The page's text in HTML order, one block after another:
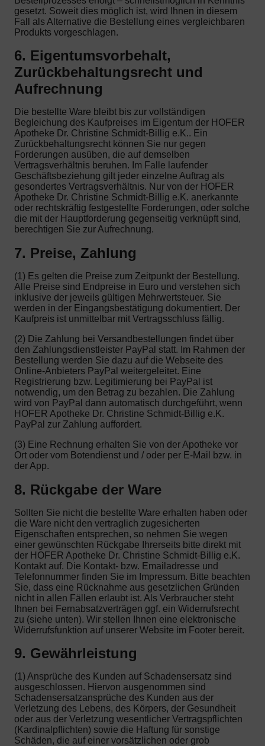
gesetzt. Soweit dies möglich ist, wird Ihnen in diesem
Fall als Alternative die Bestellung eines vergleichbaren
Produkts vorgeschlagen.
6. Eigentumsvorbehalt,
Zurückbehaltungsrecht und
Aufrechnung
Die bestellte Ware bleibt bis zur vollständigen
Begleichung des Kaufpreises im Eigentum der HOFER
Apotheke Dr. Christine Schmidt-Billig e.K.. Ein
Zurückbehaltungsrecht können Sie nur gegen
Forderungen ausüben, die auf demselben
Vertragsverhältnis beruhen. Im Falle laufender
Geschäftsbeziehung gilt jeder einzelne Auftrag als
gesondertes Vertragsverhältnis. Nur von der HOFER
Apotheke Dr. Christine Schmidt-Billig e.K. anerkannte
oder rechtskräftig festgestellte Forderungen, oder solche
die mit der Hauptforderung gegenseitig verknüpft sind,
berechtigen Sie zur Aufrechnung.
7. Preise, Zahlung
(1) Es gelten die Preise zum Zeitpunkt der Bestellung.
Alle Preise sind Endpreise in Euro und verstehen sich
inklusive der jeweils gültigen Mehrwertsteuer. Sie
werden in der Eingangsbestätigung dokumentiert. Der
Kaufpreis ist unmittelbar mit Vertragsschluss fällig.
(2) Die Zahlung bei Versandbestellungen findet über
den Zahlungsdienstleister PayPal statt. Im Rahmen der
Bestellung werden Sie dazu auf die Webseite des
Online-Anbieters PayPal weitergeleitet. Eine
Registrierung bzw. Legitimierung bei PayPal ist
notwendig, um den Betrag zu bezahlen. Die Zahlung
wird von PayPal dann automatisch durchgeführt, wenn
HOFER Apotheke Dr. Christine Schmidt-Billig e.K.
PayPal zur Zahlung auffordert.
(3) Eine Rechnung erhalten Sie von der Apotheke vor
Ort oder vom Botendienst und / oder per E-Mail bzw. in
der App.
8. Rückgabe der Ware
Sollten Sie nicht die bestellte Ware erhalten haben oder
die Ware nicht den vertraglich zugesicherten
Eigenschaften entsprechen, so nehmen Sie wegen
einer gewünschten Rückgabe Ihrerseits bitte direkt mit
der HOFER Apotheke Dr. Christine Schmidt-Billig e.K.
Kontakt auf. Die Kontakt- bzw. Emailadresse und
Telefonnummer finden Sie im Impressum. Bitte beachten
Sie, dass eine Rücknahme aus gesetzlichen Gründen
nicht in allen Fällen erlaubt ist. Als Verbraucher steht
Ihnen bei Fernabsatzverträgen ggf. ein Widerrufsrecht
zu (siehe unten). Wir stellen Ihnen eine elektronische
Widerrufsfunktion auf unserer Website im Footer bereit.
9. Gewährleistung
(1) Ansprüche des Kunden auf Schadensersatz sind
ausgeschlossen. Hiervon ausgenommen sind
Schadensersatzansprüche des Kunden aus der
Verletzung des Lebens, des Körpers, der Gesundheit
oder aus der Verletzung wesentlicher Vertragspflichten
(Kardinalpflichten) sowie die Haftung für sonstige
Schäden, die auf einer vorsätzlichen oder grob